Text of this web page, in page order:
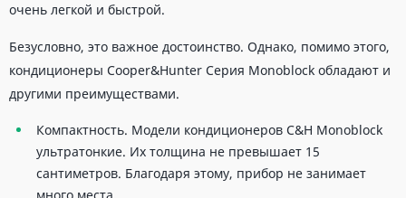
очень легкой и быстрой.
Безусловно, это важное достоинство. Однако, помимо этого,
кондиционеры Cooper&Hunter Серия Monoblock обладают и
другими преимуществами.
Компактность. Модели кондиционеров C&H Monoblock
ультратонкие. Их толщина не превышает 15
сантиметров. Благодаря этому, прибор не занимает